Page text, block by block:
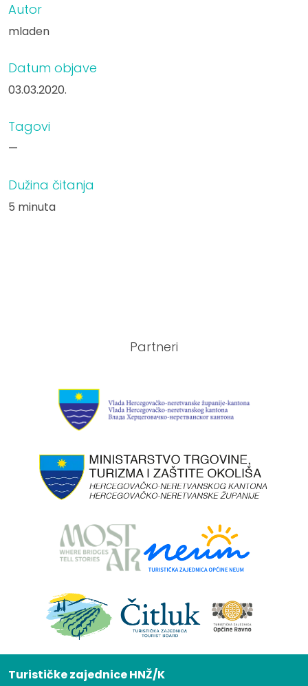
Autor
mladen
Datum objave
03.03.2020.
Tagovi
—
Dužina čitanja
5 minuta
Partneri
Turističke zajednice HNŽ/K